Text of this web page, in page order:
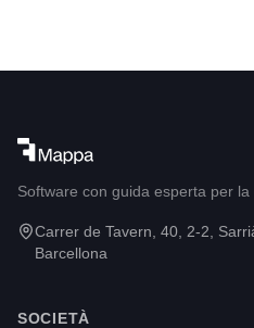
Software con guida esperta per
Carrer de Tavern, 40, 2-2,
Barcellona
SOCIETÀ